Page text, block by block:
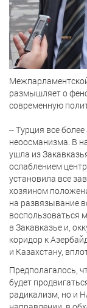
размышляет о
современную
-- Турция все
неоосманизма. В
ушла из
ослаблением
установила все
хозяином
на развязывание
воспользоваться
в Закавказье и,
коридор к
и Казахстану,
Предполагалось,
будет
радикализм, но и